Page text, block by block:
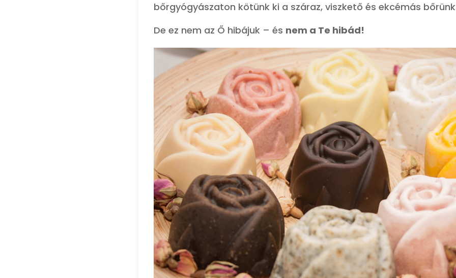
bőrgyógyászaton kötünk ki a száraz, viszkető és ekcémás
De ez nem az Ő hibájuk – és nem a Te hibád!